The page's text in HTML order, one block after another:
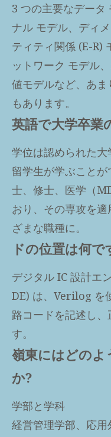
3 つの主要なデータ
ナル モデル、ディ
ティティ関係 (E-R)
ットワーク モデル
値モデルなど、あ
もあります。
英語で大学卒業
学位は認められた大
留学生が学ぶこと
士、修士、医学（
おり、その専攻を
ざまな職種に。
ドの位置は何で
デジタル IC 設計エ
DE) は、Verilog を
路コードを記述し
す。
嶺東にはどのよ
か?
学部と学科
経営管理学部、応用